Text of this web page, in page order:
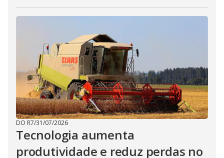
DO R7/31/07/2026
Tecnologia aumenta
produtividade e reduz perdas no